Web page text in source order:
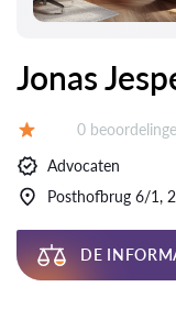
Jonas
Beoordelingen:
0
Advocaten
Posthofbrug 6/1,
DE